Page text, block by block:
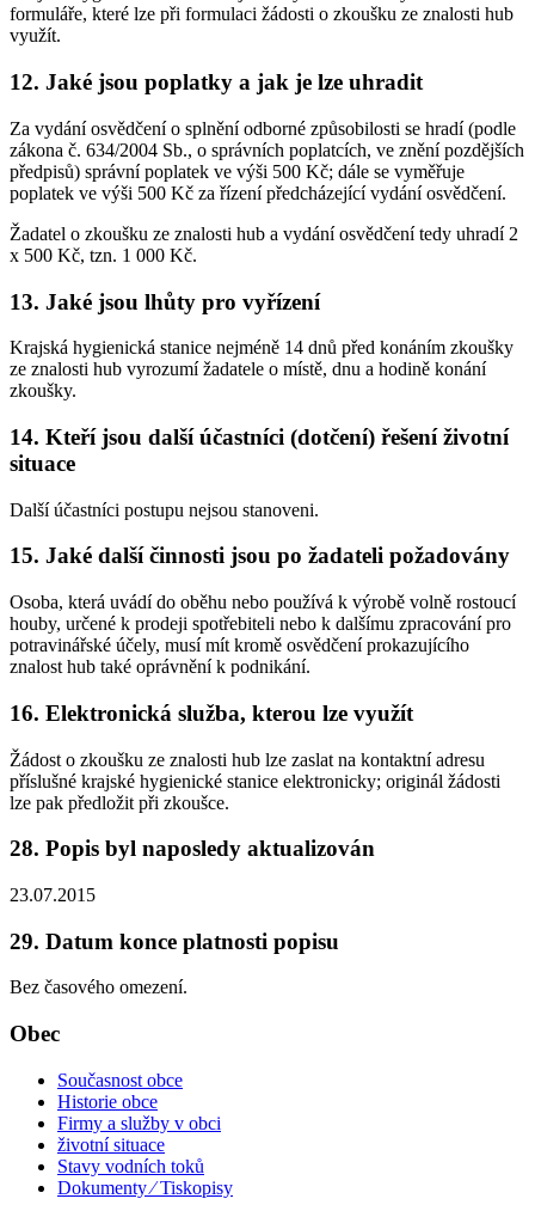
formuláře, které lze při formulaci žádosti o zkoušku ze znalosti hub
využít.
12. Jaké jsou poplatky a jak je lze uhradit
Za vydání osvědčení o splnění odborné způsobilosti se hradí (podle
zákona č. 634/2004 Sb., o správních poplatcích, ve znění pozdějších
předpisů) správní poplatek ve výši 500 Kč; dále se vyměřuje
poplatek ve výši 500 Kč za řízení předcházející vydání osvědčení.
Žadatel o zkoušku ze znalosti hub a vydání osvědčení tedy uhradí 2
x 500 Kč, tzn. 1 000 Kč.
13. Jaké jsou lhůty pro vyřízení
Krajská hygienická stanice nejméně 14 dnů před konáním zkoušky
ze znalosti hub vyrozumí žadatele o místě, dnu a hodině konání
zkoušky.
14. Kteří jsou další účastníci (dotčení) řešení životní
situace
Další účastníci postupu nejsou stanoveni.
15. Jaké další činnosti jsou po žadateli požadovány
Osoba, která uvádí do oběhu nebo používá k výrobě volně rostoucí
houby, určené k prodeji spotřebiteli nebo k dalšímu zpracování pro
potravinářské účely, musí mít kromě osvědčení prokazujícího
znalost hub také oprávnění k podnikání.
16. Elektronická služba, kterou lze využít
Žádost o zkoušku ze znalosti hub lze zaslat na kontaktní adresu
příslušné krajské hygienické stanice elektronicky; originál žádosti
lze pak předložit při zkoušce.
28. Popis byl naposledy aktualizován
23.07.2015
29. Datum konce platnosti popisu
Bez časového omezení.
Obec
Současnost obce
Historie obce
Firmy a služby v obci
životní situace
Stavy vodních toků
Dokumenty ⁄ Tiskopisy